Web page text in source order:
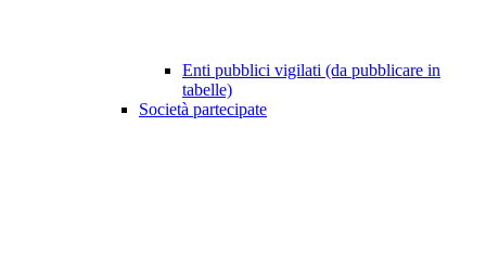
Enti pubblici vigilati (da pubblicare in
tabelle)
Società partecipate